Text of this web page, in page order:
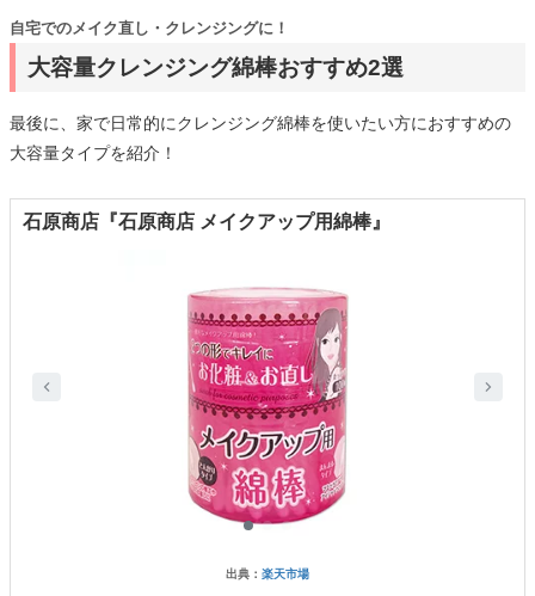
大容量クレンジング綿棒おすすめ2選
自宅でのメイク直し・クレンジングに！
最後に、家で日常的にクレンジング綿棒を使いたい方におすすめの
大容量タイプを紹介！
石原商店『石原商店 メイクアップ用綿棒』
出典： 楽天市場